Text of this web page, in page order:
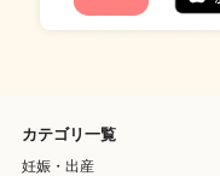
カテゴリ一覧
妊娠・出産